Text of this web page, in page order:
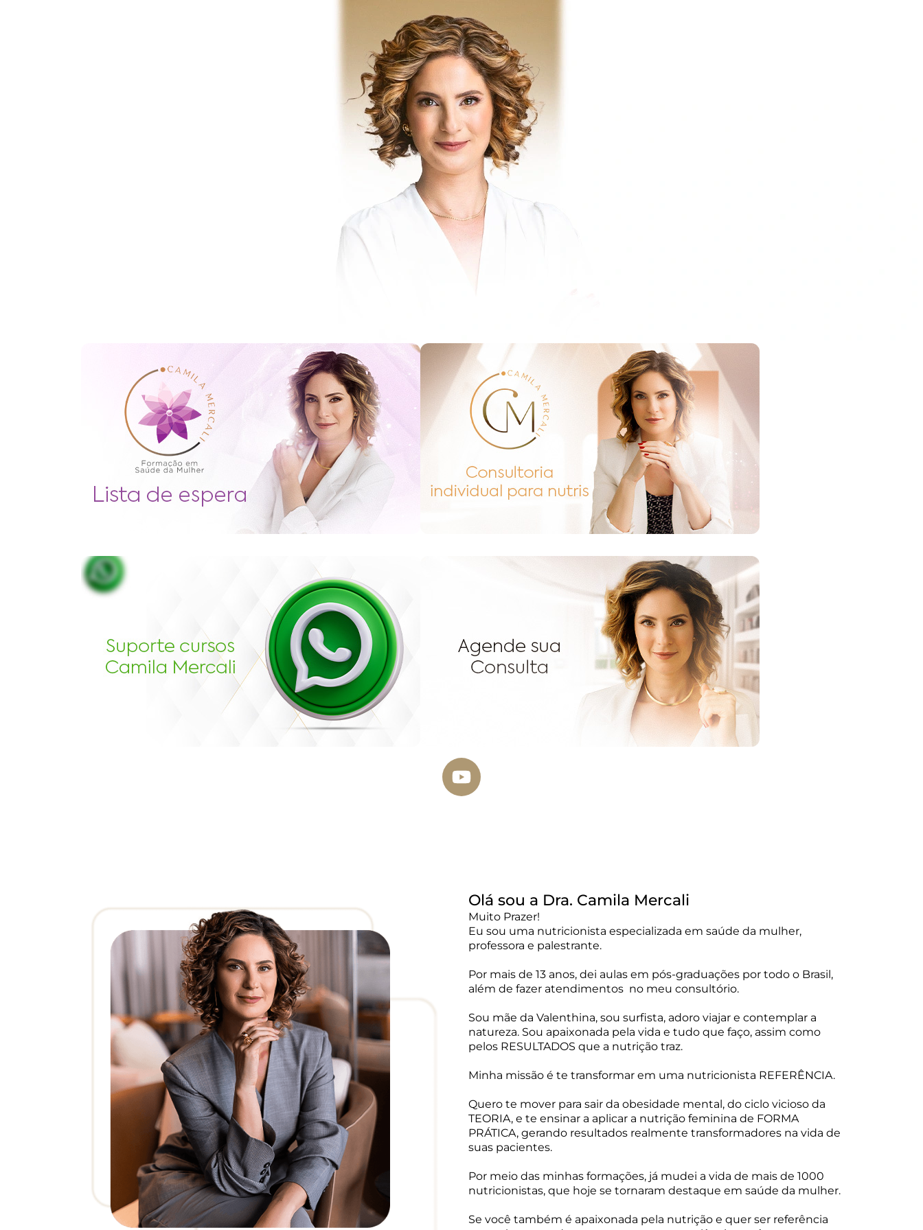
Olá sou a Dra. Camila Mercali
Muito Prazer!
Eu sou uma nutricionista especializada em saúde da mulher,
professora e palestrante.
Por mais de 13 anos, dei aulas em pós-graduações por todo o Brasil,
além de fazer atendimentos no meu consultório.
Sou mãe da Valenthina, sou surfista, adoro viajar e contemplar a
natureza. Sou apaixonada pela vida e tudo que faço, assim como
pelos RESULTADOS que a nutrição traz.
Minha missão é te transformar em uma nutricionista REFERÊNCIA.
Quero te mover para sair da obesidade mental, do ciclo vicioso da
TEORIA, e te ensinar a aplicar a nutrição feminina de FORMA
PRÁTICA, gerando resultados realmente transformadores na vida de
suas pacientes.
Por meio das minhas formações, já mudei a vida de mais de 1000
nutricionistas, que hoje se tornaram destaque em saúde da mulher.
Se você também é apaixonada pela nutrição e quer ser referência